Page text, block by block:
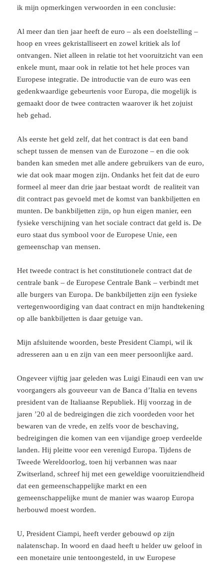
ik mijn opmerkingen verwoorden in een conclusie:
Al meer dan tien jaar heeft de euro – als een doelstelling –
hoop en vrees gekristalliseert en zowel kritiek als lof
ontvangen. Niet alleen in relatie tot het vooruitzicht van een
enkele munt, maar ook in relatie tot het hele proces van
Europese integratie. De introductie van de euro was een
gedenkwaardige gebeurtenis voor Europa, die mogelijk is
gemaakt door de twee contracten waarover ik het zojuist
heb gehad.
Als eerste het geld zelf, dat het contract is dat een band
schept tussen de mensen van de Eurozone – en die ook
banden kan smeden met alle andere gebruikers van de euro,
wie dat ook maar mogen zijn. Ondanks het feit dat de euro
formeel al meer dan drie jaar bestaat wordt de realiteit van
dit contract pas gevoeld met de komst van bankbiljetten en
munten. De bankbiljetten zijn, op hun eigen manier, een
fysieke verschijning van het sociale contract dat geld is. De
euro staat dus symbool voor de Europese Unie, een
gemeenschap van mensen.
Het tweede contract is het constitutionele contract dat de
centrale bank – de Europese Centrale Bank – verbindt met
alle burgers van Europa. De bankbiljetten zijn een fysieke
vertegenwoordiging van daat contract en mijn handtekening
op alle bankbiljetten is daar getuige van.
Mijn afsluitende woorden, beste President Ciampi, wil ik
adresseren aan u en zijn van een meer persoonlijke aard.
Ongeveer vijftig jaar geleden was Luigi Einaudi een van uw
voorgangers als gouveeur van de Banca d’Italia en tevens
president van de Italiaanse Republiek. Hij voorzag in de
jaren ’20 al de bedreigingen die zich voordeden voor het
bewaren van de vrede, en zelfs voor de beschaving,
bedreigingen die komen van een vijandige groep verdeelde
landen. Hij pleitte voor een verenigd Europa. Tijdens de
Tweede Wereldoorlog, toen hij verbannen was naar
Zwitserland, schreef hij met een geweldige vooruitziendheid
dat een gemeenschappelijke markt en een
gemeenschappelijke munt de manier was waarop Europa
herbouwd moest worden.
U, President Ciampi, heeft verder gebouwd op zijn
nalatenschap. In woord en daad heeft u helder uw geloof in
een monetaire unie tentoongesteld, in uw Europese